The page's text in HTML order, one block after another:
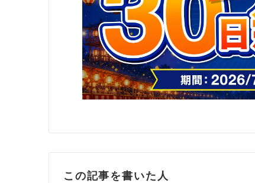
この記事を書いた人